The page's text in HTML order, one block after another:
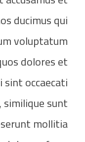
ducimus qui
voluptatum
dolores et
occaecati
sunt
mollitia